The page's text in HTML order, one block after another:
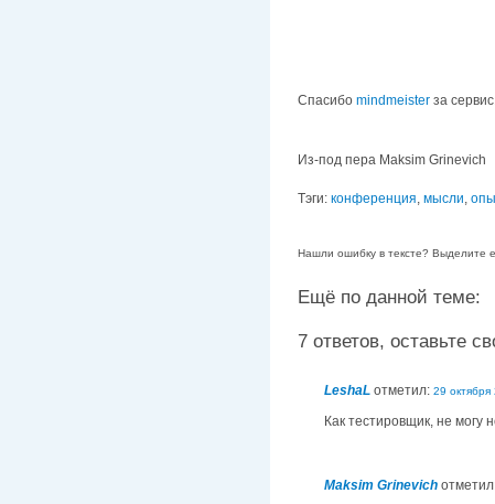
Спасибо mindmeister за
Из-под пера Maksim Grinevich
Тэги: конференция мысли
Нашли ошибку в тексте? Выделите
Ещё по данной теме:
7 ответов, оставьте
LeshaL отметил: 29 октября
Как тестировщик, не могу
Maksim Grinevich